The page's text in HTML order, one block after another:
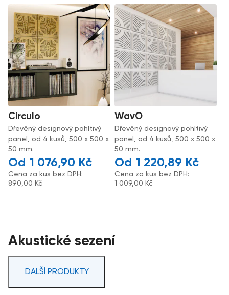
Circulo
Dřevěný designový pohltivý
panel, od 4 kusů, 500 x 500 x
50 mm.
1 076,90 Kč
Cena za kus bez DPH:
890,00 Kč
WavO
Dřevěný designový pohltivý
panel, od 4 kusů, 500 x 500 x
50 mm.
1 220,89 Kč
Cena za kus bez DPH:
1 009,00 Kč
Akustické sezení
DALŠÍ PRODUKTY